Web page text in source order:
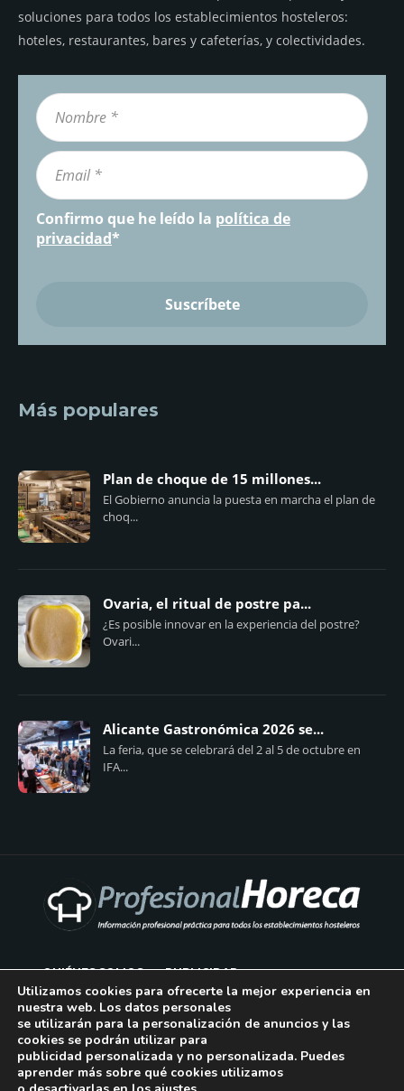
soluciones para todos los establecimientos hosteleros:
hoteles, restaurantes, bares y cafeterías, y colectividades.
Confirmo que he leído la política de
privacidad*
Más populares
Plan de choque de 15 millones...
El Gobierno anuncia la puesta en marcha el plan de
choq...
Ovaria, el ritual de postre pa...
¿Es posible innovar en la experiencia del postre?
Ovari...
Alicante Gastronómica 2026 se...
La feria, que se celebrará del 2 al 5 de octubre en
IFA...
QUIÉNES SOMOS PUBLICIDAD
AVISO LEGAL
POLÍTICA DE COOKIES
POLÍTICA DE PRIVACIDAD
Utilizamos cookies para ofrecerte la mejor experiencia en
nuestra web. Los datos personales
se utilizarán para la personalización de anuncios y las
cookies se podrán utilizar para
publicidad personalizada y no personalizada. Puedes
aprender más sobre qué cookies utilizamos